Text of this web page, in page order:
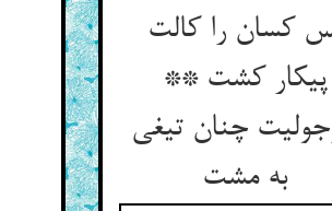
کسان را کالت
پیکار کشت **
چنان تیغی
به مشت‏